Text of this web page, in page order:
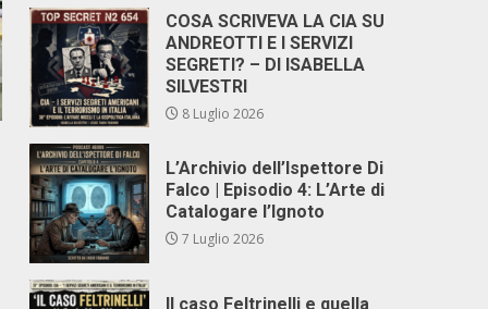
COSA SCRIVEVA LA CIA SU
ANDREOTTI E I SERVIZI
SEGRETI? – DI ISABELLA
SILVESTRI
8 Luglio 2026
L’Archivio dell’Ispettore Di
Falco | Episodio 4: L’Arte di
Catalogare l’Ignoto
7 Luglio 2026
Il caso Feltrinelli e quella